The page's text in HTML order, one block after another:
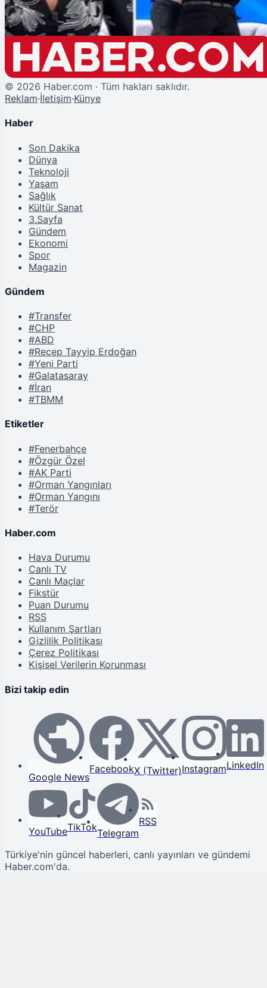
© 2026 Haber.com · Tüm hakları saklıdır.
Reklam·İletişim·Künye
Haber
Son Dakika
Dünya
Teknoloji
Yaşam
Sağlık
Kültür Sanat
3.Sayfa
Gündem
Ekonomi
Spor
Magazin
Gündem
#Transfer
#CHP
#ABD
#Recep Tayyip Erdoğan
#Yeni Parti
#Galatasaray
#İran
#TBMM
Etiketler
#Fenerbahçe
#Özgür Özel
#AK Parti
#Orman Yangınları
#Orman Yangını
#Terör
Haber.com
Hava Durumu
Canlı TV
Canlı Maçlar
Fikstür
Puan Durumu
RSS
Kullanım Şartları
Gizlilik Politikası
Çerez Politikası
Kişisel Verilerin Korunması
Bizi takip edin
Google News
FacebookX (Twitter)InstagramLinkedIn
YouTubeTikTokTelegram
RSS
Türkiye'nin güncel haberleri, canlı yayınları ve gündemi
Haber.com'da.